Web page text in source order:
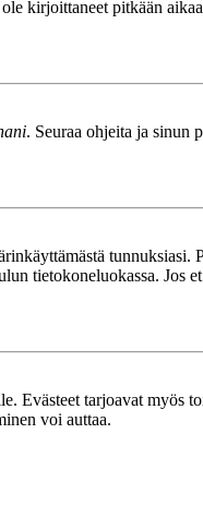
kirjoittaneet pitkään
. Seuraa ohjeita ja sinun
tunnuksiasi.
tietokoneluokassa. Jos
Evästeet tarjoavat myös
voi auttaa.